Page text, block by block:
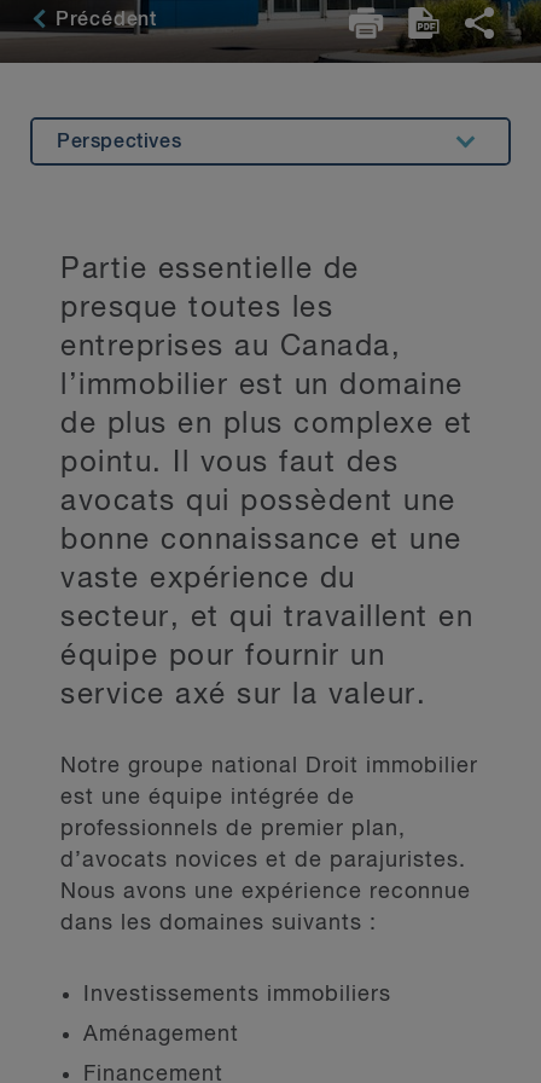
Précédent
Témoignages
Principaux contacts
Perspectives
Restez au courant
Partie essentielle de
presque toutes les
entreprises au Canada,
l’immobilier est un domaine
de plus en plus complexe et
pointu.
Il vous faut des
avocats qui possèdent une
bonne connaissance et une
vaste expérience du
secteur, et qui travaillent en
équipe pour fournir un
service axé sur la valeur.
Notre groupe national Droit immobilier
est une équipe intégrée de
professionnels de premier plan,
d’avocats novices et de parajuristes.
Nous avons une expérience reconnue
dans les domaines suivants :
Investissements immobiliers
Aménagement
Financement